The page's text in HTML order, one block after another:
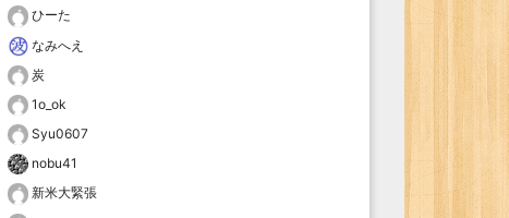
ひーた
なみへえ
炭
1o_ok
Syu0607
nobu41
新米大緊張